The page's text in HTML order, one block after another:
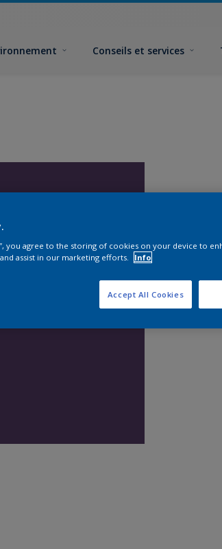
Conseils et services
you agree to the storing of cookies on your device to
assist in our marketing efforts.
Info
Accept All Cookies